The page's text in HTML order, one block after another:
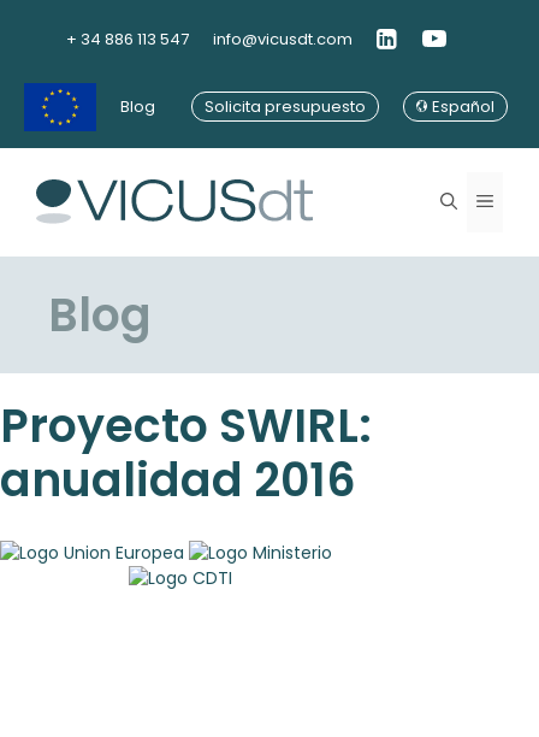
+ 34 886 113 547 info@vicusdt.com
Blog Solicita presupuesto Español
Menú
Blog
Proyecto SWIRL:
anualidad 2016